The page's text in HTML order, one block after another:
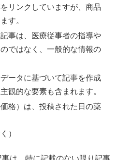
リンクしていますが、商品
す。
事は、医療従事者の指導や
ではなく、一般的な情報の
ータに基づいて記事を作成
観的な要素も含まれます。
格）は、投稿された日の薬
）
は、特に記載のない限り記事